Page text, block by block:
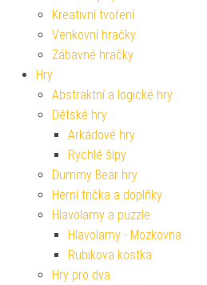
Kreativní tvoření
Venkovní hračky
Zábavné hračky
Hry
Abstraktní a logické hry
Dětské hry
Arkádové hry
Rychlé šípy
Dummy Bear hry
Herní trička a doplňky
Hlavolamy a puzzle
Hlavolamy - Mozkovna
Rubikova kostka
Hry pro dva